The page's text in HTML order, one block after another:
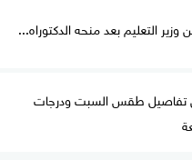
التعليم بعد منحه الدكتوراه...
تفاصيل طقس السبت ودرجات